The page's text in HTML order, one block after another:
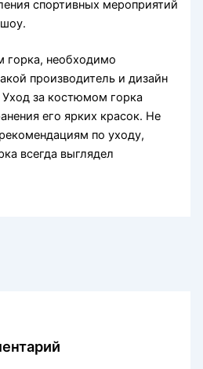
спортивных мероприятий
горка, необходимо
производитель и дизайн
за костюмом горка
его ярких красок. Не
по уходу,
всегда выглядел